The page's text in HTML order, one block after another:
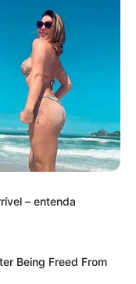
– entenda
Being Freed From